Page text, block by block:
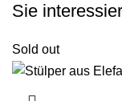
Sie
Sold out